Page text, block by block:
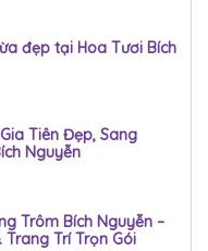
đẹp tại Hoa Tươi Bích
Tiên Đẹp, Sang
Nguyễn
Trôm Bích Nguyễn –
Trí Trọn Gói